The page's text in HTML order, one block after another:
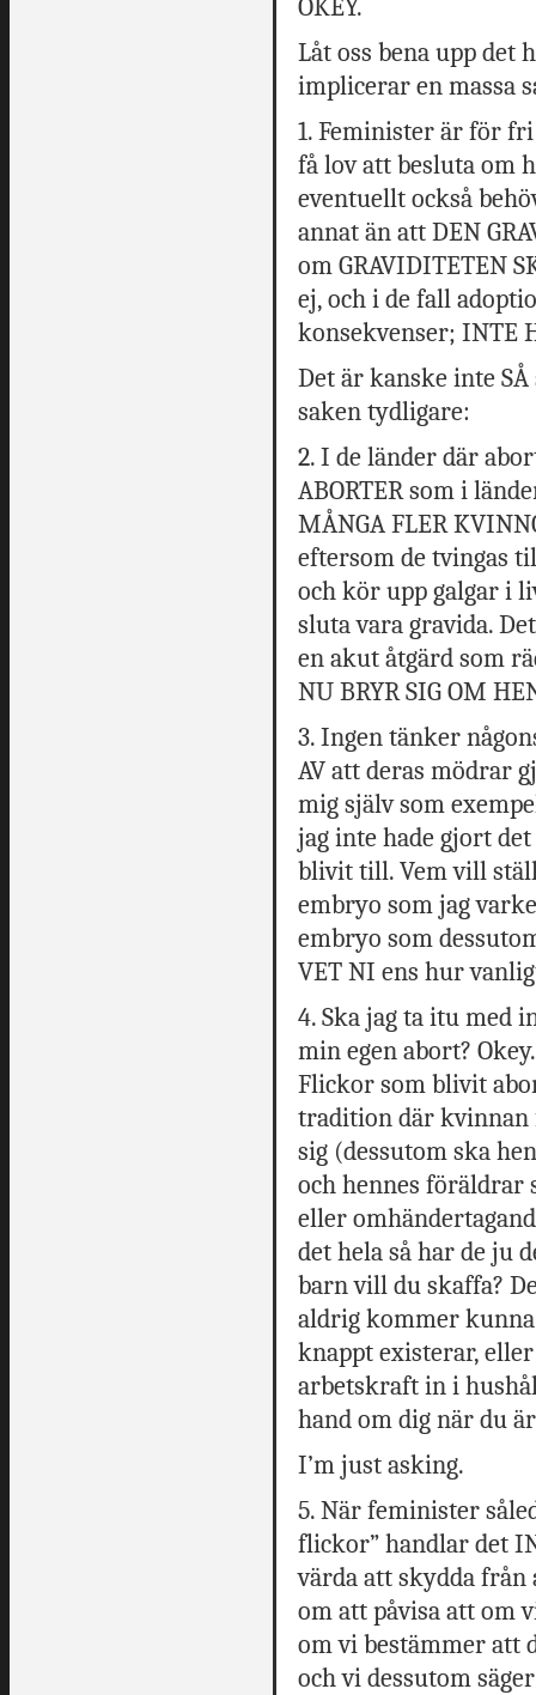
OKEY.
Låt oss bena upp det
implicerar en massa
1. Feminister är för
få lov att besluta om
eventuellt också
annat än att DEN
om GRAVIDITETEN
ej, och i de fall
konsekvenser; INTE
Det är kanske inte
saken tydligare:
2. I de länder där
ABORTER som i
MÅNGA FLER
eftersom de tvingas
och kör upp galgar i
sluta vara gravida.
en akut åtgärd som
NU BRYR SIG OM
3. Ingen tänker
AV att deras mödrar
mig själv som
jag inte hade gjort
blivit till. Vem vill
embryo som jag
embryo som
VET NI ens hur
4. Ska jag ta itu med
min egen abort?
Flickor som blivit
tradition där
sig (dessutom ska
och hennes föräldrar
eller
det hela så har de ju
barn vill du skaffa?
aldrig kommer
knappt existerar,
arbetskraft in i
hand om dig när du
I’m just asking.
5. När feminister
flickor” handlar det
värda att skydda från
om att påvisa att om
om vi bestämmer att
och vi dessutom